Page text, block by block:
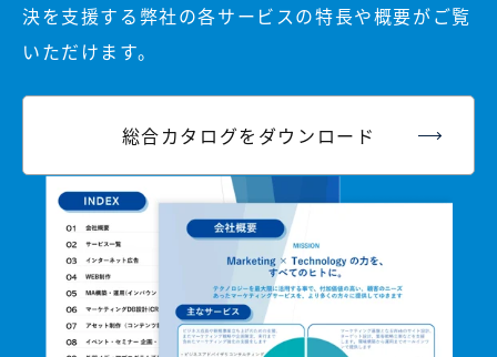
決を支援する弊社の各サービスの特長や概要がご覧
いただけます。
総合カタログをダウンロード